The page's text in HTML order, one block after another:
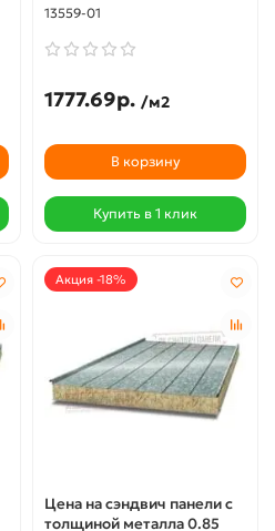
13559-01
1777.69р. /м2
В корзину
Купить в 1 клик
Акция -18%
Цена на сэндвич панели с
толщиной металла 0.85